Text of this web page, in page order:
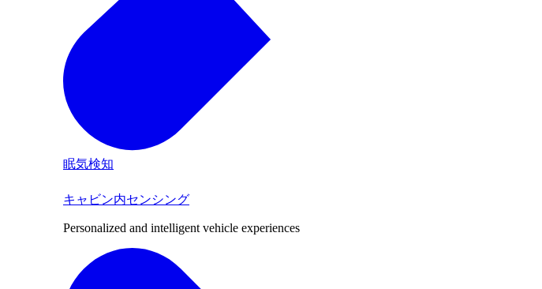
眠気検知
キャビン内センシング
Personalized and intelligent vehicle experiences